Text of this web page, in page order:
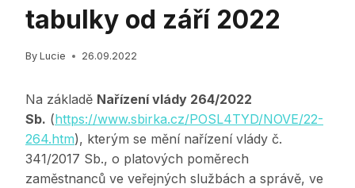
tabulky od září 2022
By Lucie 26.09.2022
Na základě Nařízení vlády 264/2022
Sb. (https://www.sbirka.cz/POSL4TYD/NOVE/22-
264.htm), kterým se mění nařízení vlády č.
341/2017 Sb., o platových poměrech
zaměstnanců ve veřejných službách a správě, ve